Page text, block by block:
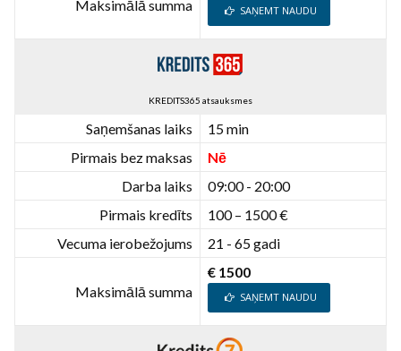
Maksimālā summa SAŅEMT NAUDU
KREDITS365 atsauksmes
Saņemšanas laiks
15 min
Pirmais bez maksas
Nē
Darba laiks
09:00 - 20:00
Pirmais kredīts
100 – 1500 €
Vecuma ierobežojums
21 - 65 gadi
Maksimālā summa
€ 1500
SAŅEMT NAUDU